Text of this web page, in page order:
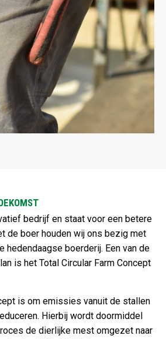
bedrijf en staat voor een betere
de boer houden wij ons bezig met
hedendaagse boerderij. Een van de
is het Total Circular Farm Concept
is om emissies vanuit de stallen
Hierbij wordt doormiddel
de dierlijke mest omgezet naar